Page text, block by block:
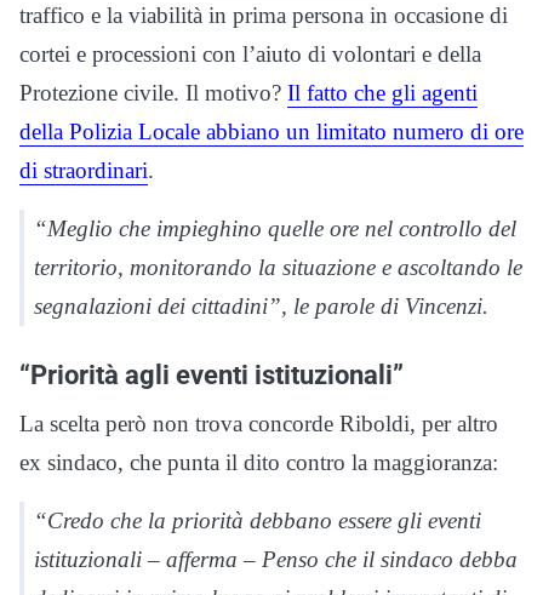
traffico e la viabilità in prima persona in occasione di
cortei e processioni con l’aiuto di volontari e della
Protezione civile. Il motivo? Il fatto che gli agenti
della Polizia Locale abbiano un limitato numero di ore
di straordinari.
“Meglio che impieghino quelle ore nel controllo del
territorio, monitorando la situazione e ascoltando le
segnalazioni dei cittadini”, le parole di Vincenzi.
“Priorità agli eventi istituzionali”
La scelta però non trova concorde Riboldi, per altro
ex sindaco, che punta il dito contro la maggioranza:
“Credo che la priorità debbano essere gli eventi
istituzionali – afferma – Penso che il sindaco debba